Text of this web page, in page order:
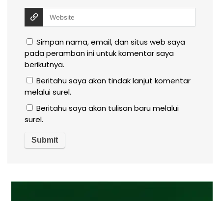
Simpan nama, email, dan situs web saya
pada peramban ini untuk komentar saya
berikutnya.
Beritahu saya akan tindak lanjut komentar
melalui surel.
Beritahu saya akan tulisan baru melalui
surel.